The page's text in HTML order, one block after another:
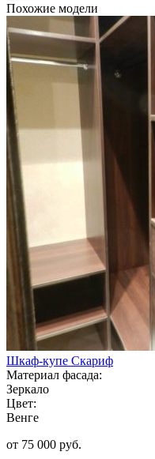
Похожие модели
Шкаф-купе Скариф
Материал фасада:
Зеркало
Цвет:
Венге
от 75 000 руб.